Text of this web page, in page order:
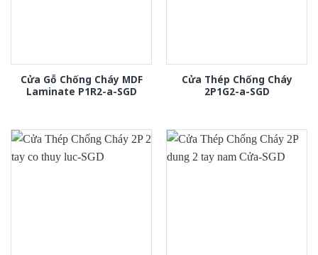
Cửa Gỗ Chống Cháy MDF
Laminate P1R2-a-SGD
Cửa Thép Chống Cháy
2P1G2-a-SGD